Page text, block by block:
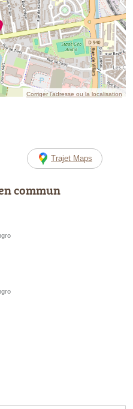
Corriger l’adresse ou la localisation
Trajet Maps
commun